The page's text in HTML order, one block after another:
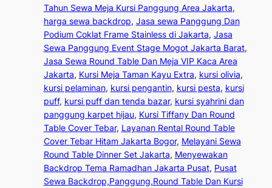
Tahun Sewa Meja Kursi Panggung Area Jakarta
harga sewa backdrop, Jasa sewa Panggung Dan
Podium Coklat Frame Stainless di Jakarta, Jasa
Sewa Panggung Event Stage Mogot Jakarta Barat
Jasa Sewa Round Table Dan Meja VIP Kaca Area
Jakarta, Kursi Meja Taman Kayu Extra, kursi olivia
kursi pelaminan, kursi pengantin, kursi pesta, kursi
puff, kursi puff dan tenda bazar, kursi syahrini dan
panggung karpet hijau, Kursi Tiffany Dan Round
Table Cover Tebar, Layanan Rental Round Table
Cover Tebar Hitam Jakarta Bogor, Melayani Sewa
Round Table Dinner Set Jakarta, Menyewakan
Backdrop Tema Ramadhan Jakarta Pusat, Pusat
Sewa Backdrop,Panggung,Round Table Dan Kursi